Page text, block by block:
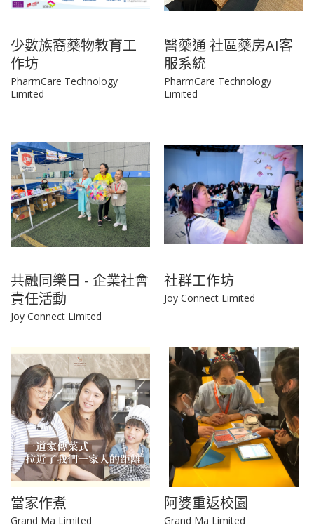
少數族裔藥物教育工
作坊
PharmCare Technology
Limited
醫藥通 社區藥房AI客
服系統
PharmCare Technology
Limited
共融同樂日 - 企業社會
責任活動
Joy Connect Limited
社群工作坊
Joy Connect Limited
當家作煮
Grand Ma Limited
阿婆重返校園
Grand Ma Limited